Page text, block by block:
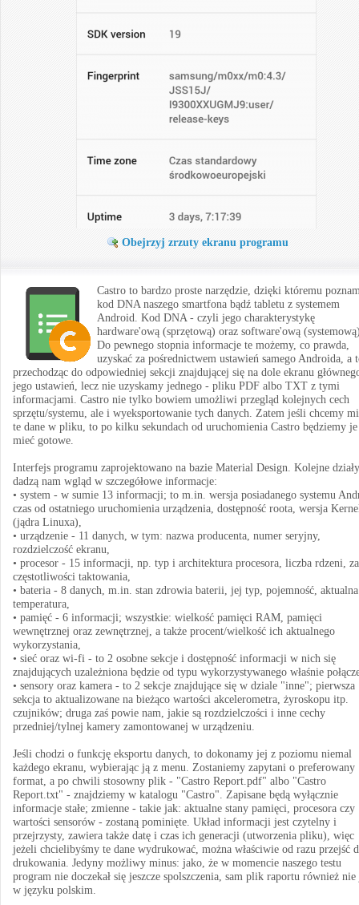
Obejrzyj zrzuty ekranu programu
Castro to bardzo proste narzędzie, dzięki któremu
kod DNA naszego smartfona bądź tabletu z systemem
Android. Kod DNA - czyli jego charakterystykę
hardware'ową (sprzętową) oraz software'ową
Do pewnego stopnia informacje te możemy, co prawda,
uzyskać za pośrednictwem ustawień samego Androida, a
przechodząc do odpowiedniej sekcji znajdującej się na dole ekranu
jego ustawień, lecz nie uzyskamy jednego - pliku PDF albo TXT z tymi
informacjami. Castro nie tylko bowiem umożliwi przegląd kolejnych cech
sprzętu/systemu, ale i wyeksportowanie tych danych. Zatem jeśli chcemy
te dane w pliku, to po kilku sekundach od uruchomienia Castro będziemy
mieć gotowe.
Interfejs programu zaprojektowano na bazie Material Design. Kolejne działy
dadzą nam wgląd w szczegółowe informacje:
• system - w sumie 13 informacji; to m.in. wersja posiadanego systemu
czas od ostatniego uruchomienia urządzenia, dostępność roota, wersja
(jądra Linuxa),
• urządzenie - 11 danych, w tym: nazwa producenta, numer seryjny,
rozdzielczość ekranu,
• procesor - 15 informacji, np. typ i architektura procesora, liczba rdzeni,
częstotliwości taktowania,
• bateria - 8 danych, m.in. stan zdrowia baterii, jej typ, pojemność, aktualna
temperatura,
• pamięć - 6 informacji; wszystkie: wielkość pamięci RAM, pamięci
wewnętrznej oraz zewnętrznej, a także procent/wielkość ich aktualnego
wykorzystania,
• sieć oraz wi-fi - to 2 osobne sekcje i dostępność informacji w nich się
znajdujących uzależniona będzie od typu wykorzystywanego właśnie
• sensory oraz kamera - to 2 sekcje znajdujące się w dziale "inne"; pierwsza
sekcja to aktualizowane na bieżąco wartości akcelerometra, żyroskopu itp.
czujników; druga zaś powie nam, jakie są rozdzielczości i inne cechy
przedniej/tylnej kamery zamontowanej w urządzeniu.
Jeśli chodzi o funkcję eksportu danych, to dokonamy jej z poziomu niemal
każdego ekranu, wybierając ją z menu. Zostaniemy zapytani o preferowany
format, a po chwili stosowny plik - "Castro Report.pdf" albo "Castro
Report.txt" - znajdziemy w katalogu "Castro". Zapisane będą wyłącznie
informacje stałe; zmienne - takie jak: aktualne stany pamięci, procesora czy
wartości sensorów - zostaną pominięte. Układ informacji jest czytelny i
przejrzysty, zawiera także datę i czas ich generacji (utworzenia pliku), więc
jeżeli chcielibyśmy te dane wydrukować, można właściwie od razu przejść
drukowania. Jedyny możliwy minus: jako, że w momencie naszego testu
program nie doczekał się jeszcze spolszczenia, sam plik raportu również nie
w języku polskim.